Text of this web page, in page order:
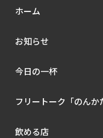
ホーム
お知らせ
今日の一杯
フリートーク「のんか
飲める店